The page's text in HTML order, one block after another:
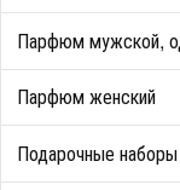
Парфюм мужской,
Парфюм женский
Подарочные наборы